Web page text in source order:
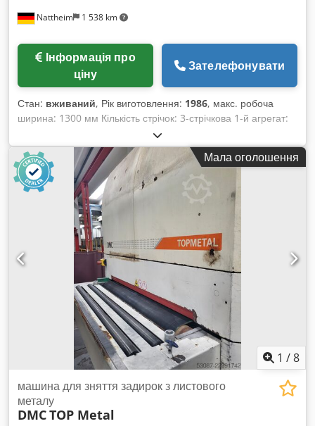
Nattheim 1 538 km
ціну
Зателефонувати
Стан: вживаний, Рік виготовлення: 1986, макс. робоча
ширина: 1300 мм Кількість стрічок: 3-стрічкова 1-й агрегат:
башмачковий агрегат Діаметр першого вала: 100 мм
Виконання 1-го агрегата: сталевий вал/башмак 2-й агрегат:
вал/башмак Chsdovvki Nepfx Ag Uoa Діаметр другого вала:
100 мм Виконання 2-го агрегата: сталевий вал 3-й агрегат:
вал/башмак Діаметр третього вала: 100 мм Виконання 3-го
вала: канавковий сталевий вал Шліфувальний башмак 3-го
агрегата: електронні окремі секції Очисні щітки: так Лакове
шліфування можливе: так Обдув стрічки: так Вакуумний
транспортер: так Місце зберігання: Натхайм
Мала оголошення
1 /8
машина для зняття задирок з листового
металу
DMCTOP Metal